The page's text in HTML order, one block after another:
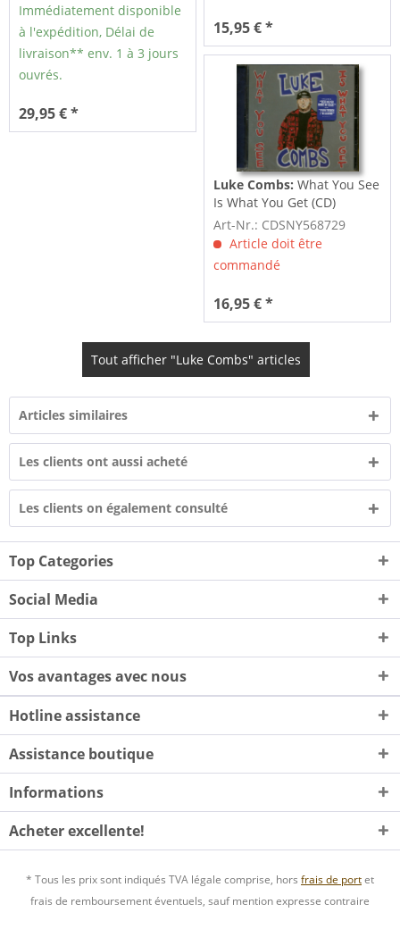
Immédiatement disponible
à l'expédition, Délai de
livraison** env. 1 à 3 jours
ouvrés.
29,95 € *
15,95 € *
Luke Combs: What You See
Is What You Get (CD)
Art-Nr.: CDSNY568729
Article doit être
commandé
16,95 € *
Tout afficher "Luke Combs" articles
Articles similaires
Les clients ont aussi acheté
Les clients on également consulté
Top Categories
Social Media
Top Links
Vos avantages avec nous
Hotline assistance
Assistance boutique
Informations
Acheter excellente!
* Tous les prix sont indiqués TVA légale comprise, hors frais de portet
frais de remboursement éventuels, sauf mention expresse contraire